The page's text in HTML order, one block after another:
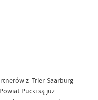
z Trier-Saarburg
Pucki są już